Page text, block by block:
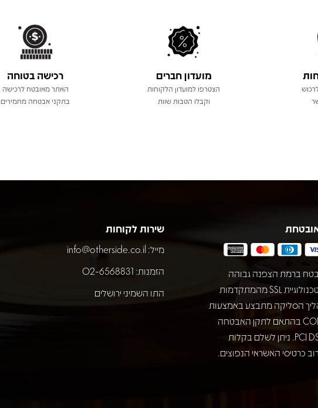
מועדון חברים
הצטרפו למועדון הלקוחות
וקבלו הטבות שוות
רכישה בטוחה
האתר מאובטח לרכישה
בתקני אבטחה מחמירים
ברמת הצפנה גבוהה
באמצעות טכנולוגיית SSL מהמתקדמות
הסליקה מתבצע באמצעות
חברת COMAX בהתאם לתקן האבטחה
המחמיר PCI DSS. ניתן לשלם בקלות
כרטיסי האשראי הנפוצים.
שירות לקוחות
מייל: info@otherside.co.il
הזמנות: 02-6568831
התו השמיני ירושלים